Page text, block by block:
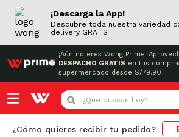
¡Descarga la App!
Descubre toda nuestra variedad
delivery GRATIS
¡Aún no eres Wong Prime!
DESPACHO GRATIS en tus
supermercado desde S/79.90
¿Que buscas hoy?
¿Cómo quieres recibir tu pedido?